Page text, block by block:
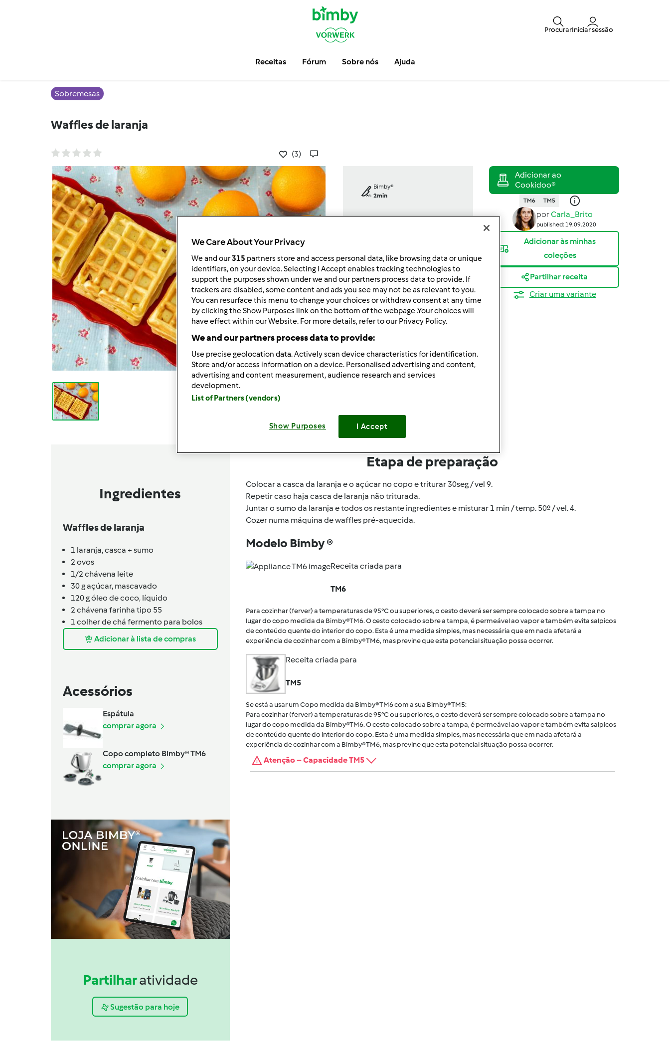
ProcurarIniciar sessão
Receitas Fórum Sobre nós Ajuda
Sobremesas
Waffles de laranja
(3)
Bimby®
2min
dose/s
Nível
TM6 TM5
porCarla_Brito
published: 19.09.2020
Adicionar às minhas
coleções
Partilhar receita
Criar uma variante
Ingredientes
Waffles de laranja
1 laranja,casca + sumo
2ovos
1/2chávena leite
30gaçúcar, mascavado
120góleo de coco, líquido
2chávena farinha tipo 55
1 colher de chá fermento para bolos
Adicionar à lista de compras
Acessórios
Espátula
comprar agora
Copo completo Bimby® TM6
comprar agora
Partilharatividade
Sugestão para hoje
Etapa de preparação
Colocar a casca da laranja e o açúcar no copo e triturar 30seg / vel 9.
Repetir caso haja casca de laranja não triturada.
Juntar o sumo da laranja e todos os restante ingredientes e misturar 1 min / temp. 50º / vel. 4.
Cozer numa máquina de waffles pré-aquecida.
Modelo Bimby ®
Receita criada para
TM6
Para cozinhar (ferver) a temperaturas de 95°C ou superiores, o cesto deverá ser sempre colocado sobre a tampa no
lugar do copo medida da Bimby®TM6. O cesto colocado sobre a tampa, é permeável ao vapor e também evita salpicos
de conteúdo quente do interior do copo. Esta é uma medida simples, mas necessária que em nada afetará a
experiência de cozinhar com a Bimby® TM6, mas previne que esta potencial situação possa ocorrer.
Receita criada para
TM5
Se está a usar um Copo medida da Bimby® TM6 com a sua Bimby® TM5:
Para cozinhar (ferver) a temperaturas de 95°C ou superiores, o cesto deverá ser sempre colocado sobre a tampa no
lugar do copo medida da Bimby®TM6. O cesto colocado sobre a tampa, é permeável ao vapor e também evita salpicos
de conteúdo quente do interior do copo. Esta é uma medida simples, mas necessária que em nada afetará a
experiência de cozinhar com a Bimby® TM6, mas previne que esta potencial situação possa ocorrer.
Atenção – Capacidade TM5
We Care About Your Privacy
We and our315 partners store and access personal data, like browsing data or unique
identifiers, on your device. Selecting I Accept enables tracking technologies to
support the purposes shown under we and our partners process data to provide. If
trackers are disabled, some content and ads you see may not be as relevant to you.
You can resurface this menu to change your choices or withdraw consent at any time
by clicking the Show Purposes link on the bottom of the webpage .Your choices will
have effect within our Website. For more details, refer to our Privacy Policy.
We and our partners process data to provide:
Use precise geolocation data. Actively scan device characteristics for identification.
Store and/or access information on a device. Personalised advertising and content,
advertising and content measurement, audience research and services
development.
List of Partners (vendors)
Show Purposes I Accept